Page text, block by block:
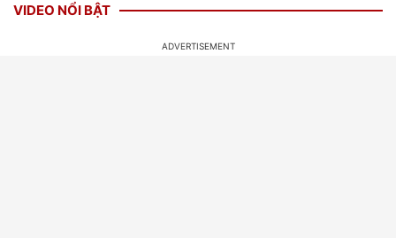
VIDEO NỔI BẬT